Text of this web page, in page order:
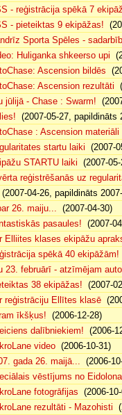
- reģistrācija spēkā 7
- pieteiktas 9 ekipāžas!
Sporta Spēles -
Huliganka shkeerso upi
Ascension bildēs
Ascension rezultāti
jūlijā - Chase : Swarm!
(2007-05-27, papildināts
: Ascension materiāli
startu laiki (2007-
STARTU laiki (2007-
reģistrēšanās uz
(2007-04-26, papildināts
26. maiju... (2007-04-30)
pasaules! (2007-
Elliites klases ekipāžu
spēkā 40 ekipāžām!
23. februārī - atzīmējam
38 ekipāžas! (2007-
reģistrāciju Ellītes klasē
īkšķus! (2006-12-28)
dalībniekiem! (2006-
video (2006-10-31)
gada 26. maijā... (2006-
vēstījums no Eidolona
fotogrāfijas (2006-
rezultāti - Mazohisti